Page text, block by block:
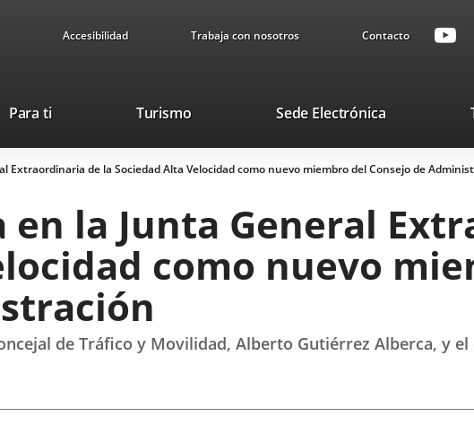
Accesibilidad Trabaja con nosotros Contacto
Para ti TurismoThis
will
open
a
pop-
window.
Sede ElectrónicaLink
external
application.
Extraordinaria de la Sociedad Alta Velocidad como nuevo miembro del Consejo de
la Junta General
como nuevo
de Tráfico y Movilidad, Alberto Gutiérrez Alberca, y